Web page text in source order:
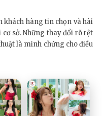
khách hàng tin chọn và hài
sở. Những thay đổi rõ rệt
là minh chứng cho điều